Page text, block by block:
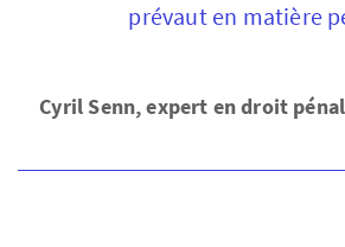
prévaut en matière
Cyril Senn, expert en droit pénal